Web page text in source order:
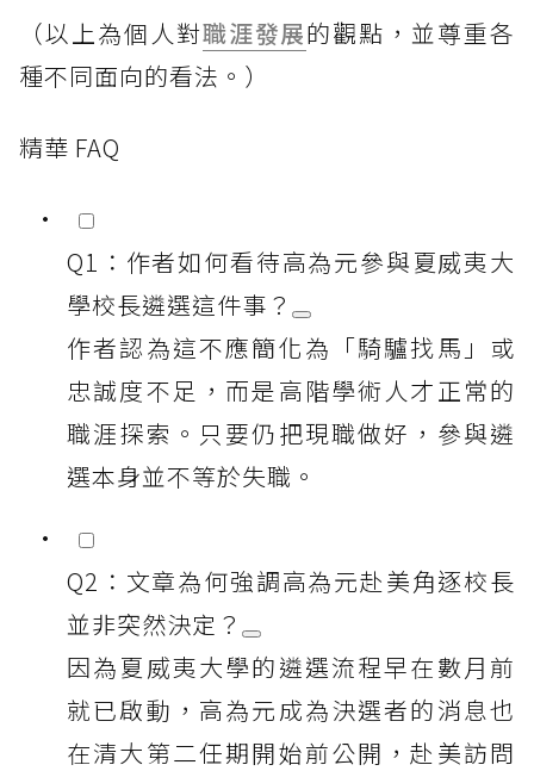
（以上為個人對職涯發展的觀點，並尊重各
種不同面向的看法。）
精華 FAQ
Q1：作者如何看待高為元參與夏威夷大
學校長遴選這件事？
作者認為這不應簡化為「騎驢找馬」或
忠誠度不足，而是高階學術人才正常的
職涯探索。只要仍把現職做好，參與遴
選本身並不等於失職。
Q2：文章為何強調高為元赴美角逐校長
並非突然決定？
因為夏威夷大學的遴選流程早在數月前
就已啟動，高為元成為決選者的消息也
在清大第二任期開始前公開，赴美訪問